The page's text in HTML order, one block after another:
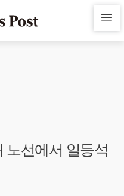
노선에서 일등석